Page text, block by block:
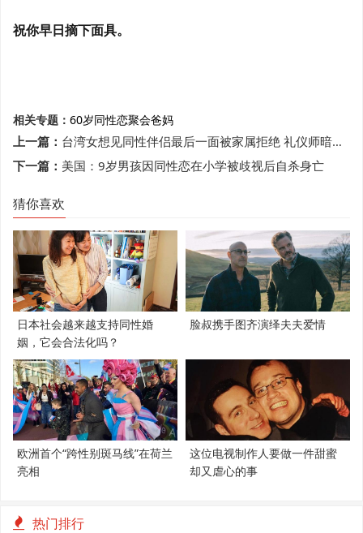
祝你早日摘下面具。
相关专题： 60岁同性恋聚会爸妈
上一篇： 台湾女想见同性伴侣最后一面被家属拒绝 礼仪师暗中帮忙
下一篇： 美国：9岁男孩因同性恋在小学被歧视后自杀身亡
猜你喜欢
日本社会越来越支持同性婚
姻，它会合法化吗？
脸叔携手图齐演绎夫夫爱情
欧洲首个“跨性别斑马线”在荷兰
亮相
这位电视制作人要做一件甜蜜
却又虐心的事
热门排行